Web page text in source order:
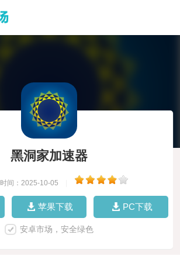
黑洞家加速器
时间：2025-10-05
苹果下载 PC下载
安卓市场，安全绿色